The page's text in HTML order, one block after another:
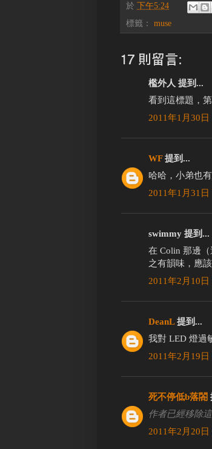
於 下午5:24
標籤： muse
17 則留言:
檻外人 提到...
看到這標題，
2011年1月30日
WF提到...
哈哈，小弟也
2011年1月31日
swimmy 提到...
在 Colin 那邊
之有韻味，應
2011年2月10日
DeanL提到...
我對 LED 燈過
2011年2月19日
死不停低b落閤
作者已經移除這
2011年2月20日